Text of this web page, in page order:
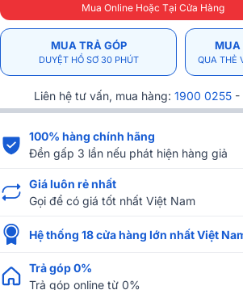
Mua Online Hoặc Tại Cửa Hàng
MUA TRẢ GÓP
DUYỆT HỒ SƠ 30 PHÚT
MUA
QUA THẺ
Liên hệ tư vấn, mua hàng: 1900 0255 -
100% hàng chính hãng
Đền gấp 3 lần nếu phát hiện hàng giả
Giá luôn rẻ nhất
Gọi để có giá tốt nhất Việt Nam
Hệ thống 18 cửa hàng lớn nhất Việt
Trả góp 0%
Trả góp online từ 0%